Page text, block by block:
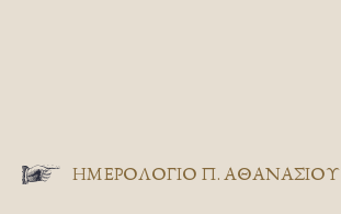
ΗΜΕΡΟΛΟΓΙΟ Π. ΑΘΑΝΑΣΙΟΥ